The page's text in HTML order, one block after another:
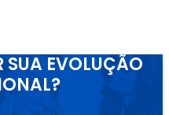
EVOLUÇÃO